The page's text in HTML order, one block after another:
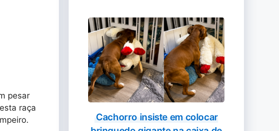
pesar
raça
Cachorro insiste em colocar